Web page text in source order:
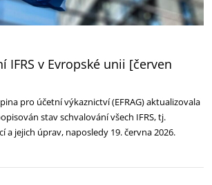
IFRS v Evropské unii [červen
pro účetní výkaznictví (EFRAG) aktualizovala
stav schvalování všech IFRS, tj.
a jejich úprav, naposledy 19. června 2026.